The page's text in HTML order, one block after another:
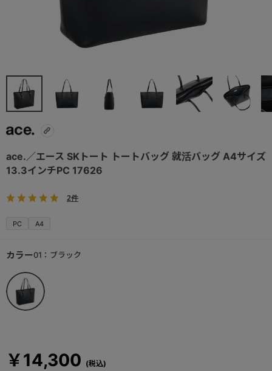
ace.／エース SKトート トートバッグ 就活バッグ A4サイズ
13.3インチPC 17626
2件
PC A4
￥14,300
カラー01：ブラック